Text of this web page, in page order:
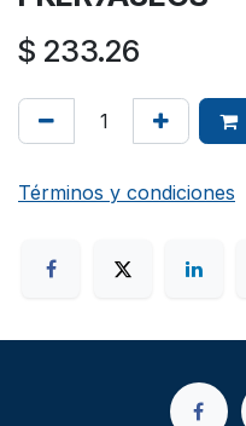
$ 233.26
Términos y condiciones